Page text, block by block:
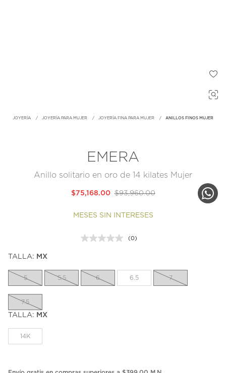
JOYERÍA JOYERÍA PARA MUJER JOYERÍA FINA PARA MUJER ANILLOS FINOS MUJER
EMERA
Anillo solitario en oro de 14 kilates Mujer
$93,960.00
$75,168.00
MESES SIN INTERESES
Sin
la
misma
(0)
TALLA: MX
5 5.5 6 6.5 7
7.5
TALLA: MX
14K